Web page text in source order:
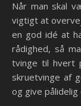
Når man skal
vigtigt at
en god idé at
rådighed, så
tvinge til hvert
skruetvinge af
og give